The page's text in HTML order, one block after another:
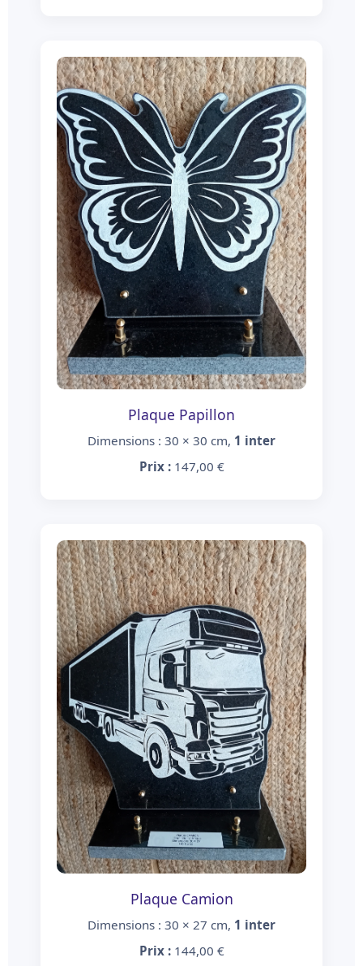
Plaque Papillon
Dimensions : 30 × 30 cm, 1 inter
Prix :147,00 €
Plaque Camion
Dimensions : 30 × 27 cm, 1 inter
Prix :144,00 €